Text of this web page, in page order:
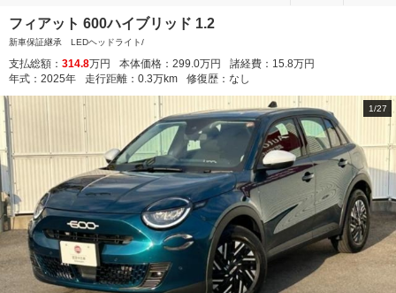
フィアット 600ハイブリッド 1.2
新車保証継承 LEDヘッドライト/
支払総額： 314.8万円 本体価格： 299.0万円 諸経費： 15.8万円
年式： 2025年 走行距離： 0.3万km 修復歴： なし
1/27